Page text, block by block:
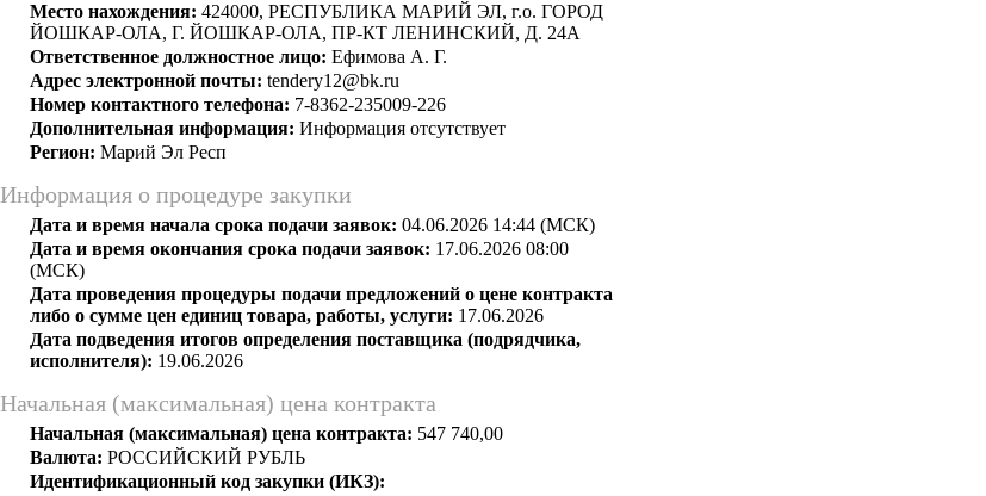
Место нахождения: 424000, РЕСПУБЛИКА МАРИЙ ЭЛ, г.о. ГОРОД
ЙОШКАР-ОЛА, Г. ЙОШКАР-ОЛА, ПР-КТ ЛЕНИНСКИЙ, Д. 24А
Ответственное должностное лицо: Ефимова А. Г.
Адрес электронной почты: tendery12@bk.ru
Номер контактного телефона: 7-8362-235009-226
Дополнительная информация: Информация отсутствует
Регион: Марий Эл Респ
Информация о процедуре закупки
Дата и время начала срока подачи заявок: 04.06.2026 14:44 (МСК)
Дата и время окончания срока подачи заявок: 17.06.2026 08:00
(МСК)
Дата проведения процедуры подачи предложений о цене контракта
либо о сумме цен единиц товара, работы, услуги: 17.06.2026
Дата подведения итогов определения поставщика (подрядчика,
исполнителя): 19.06.2026
Начальная (максимальная) цена контракта
Начальная (максимальная) цена контракта: 547 740,00
Валюта: РОССИЙСКИЙ РУБЛЬ
Идентификационный код закупки (ИКЗ):